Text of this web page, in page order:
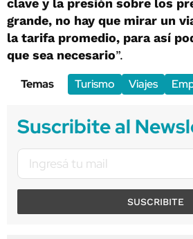
clave y la presión sobre los
grande, no hay que mirar un
la tarifa promedio, para así
que sea necesario”.
Temas
Turismo Viajes
Suscribite al
SUSCRIBITE